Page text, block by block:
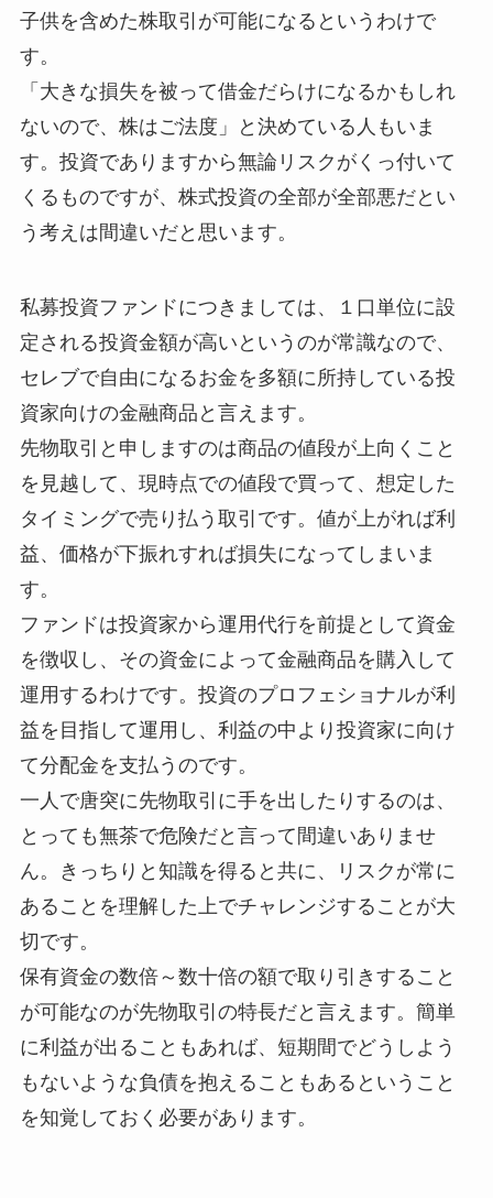
子供を含めた株取引が可能になるというわけで
す。
「大きな損失を被って借金だらけになるかもしれ
ないので、株はご法度」と決めている人もいま
す。投資でありますから無論リスクがくっ付いて
くるものですが、株式投資の全部が全部悪だとい
う考えは間違いだと思います。
私募投資ファンドにつきましては、１口単位に設
定される投資金額が高いというのが常識なので、
セレブで自由になるお金を多額に所持している投
資家向けの金融商品と言えます。
先物取引と申しますのは商品の値段が上向くこと
を見越して、現時点での値段で買って、想定した
タイミングで売り払う取引です。値が上がれば利
益、価格が下振れすれば損失になってしまいま
す。
ファンドは投資家から運用代行を前提として資金
を徴収し、その資金によって金融商品を購入して
運用するわけです。投資のプロフェショナルが利
益を目指して運用し、利益の中より投資家に向け
て分配金を支払うのです。
一人で唐突に先物取引に手を出したりするのは、
とっても無茶で危険だと言って間違いありませ
ん。きっちりと知識を得ると共に、リスクが常に
あることを理解した上でチャレンジすることが大
切です。
保有資金の数倍～数十倍の額で取り引きすること
が可能なのが先物取引の特長だと言えます。簡単
に利益が出ることもあれば、短期間でどうしよう
もないような負債を抱えることもあるということ
を知覚しておく必要があります。